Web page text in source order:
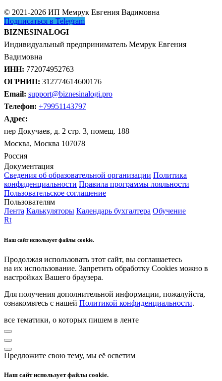
© 2021-2026 ИП Мемрук Евгения Вадимовна
Подписаться в Telegram
BIZNESINALOGI
Индивидуальный предприниматель Мемрук Евгения
Вадимовна
ИНН: 772074952763
ОГРНИП: 312774614600176
Email: support@biznesinalogi.pro
Телефон: +79951143797
Адрес:
пер Докучаев, д. 2 стр. 3, помещ. 188
Москва, Москва 107078
Россия
Документация
Сведения об образовательной организации Политика
конфиденциальности Правила программы лояльности
Пользовательское соглашение
Пользователям
Лента Калькуляторы Календарь бухгалтера Обучение
Rt
Наш сайт использует файлы cookie.
Продолжая использовать этот сайт, вы соглашаетесь
на их использование. Запретить обработку Cookies можно в
настройках Вашего браузера.
Для получения дополнительной информации, пожалуйста,
ознакомьтесь с нашей Политикой конфиденциальности.
все тематики, о которых пишем в ленте
Предложите свою тему, мы её осветим
Наш сайт использует файлы cookie.